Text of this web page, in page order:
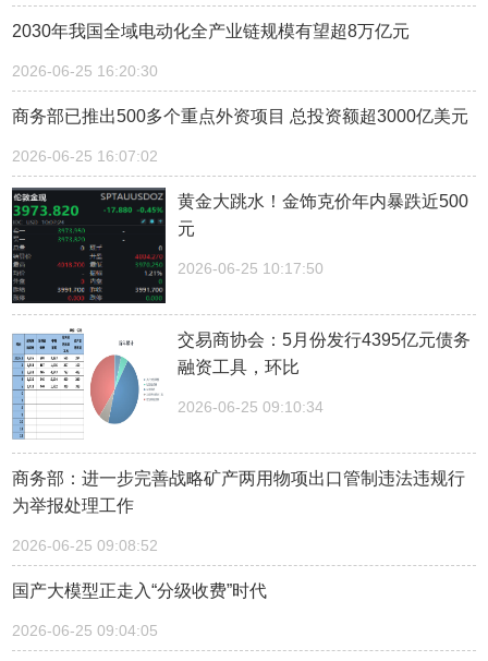
2030年我国全域电动化全产业链规模有望超8万亿元
2026-06-25 16:20:30
商务部已推出500多个重点外资项目 总投资额超3000亿美元
2026-06-25 16:07:02
黄金大跳水！金饰克价年内暴跌近500
元
2026-06-25 10:17:50
交易商协会：5月份发行4395亿元债务
融资工具，环比
2026-06-25 09:10:34
商务部：进一步完善战略矿产两用物项出口管制违法违规行
为举报处理工作
2026-06-25 09:08:52
国产大模型正走入“分级收费”时代
2026-06-25 09:04:05